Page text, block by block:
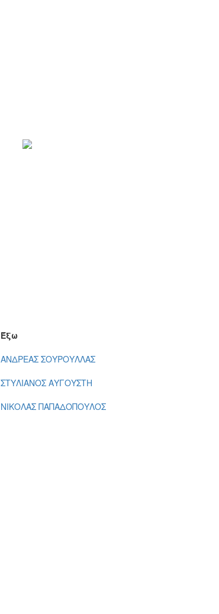
Έξω
ΑΝΔΡΕΑΣ ΣΟΥΡΟΥΛΛΑΣ
ΣΤΥΛΙΑΝΟΣ ΑΥΓΟΥΣΤΗ
ΝΙΚΟΛΑΣ ΠΑΠΑΔΟΠΟΥΛΟΣ